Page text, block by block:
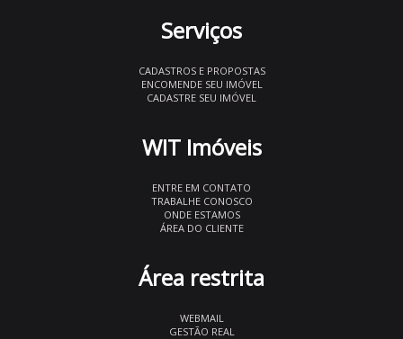
Serviços
CADASTROS E PROPOSTAS
ENCOMENDE SEU IMÓVEL
CADASTRE SEU IMÓVEL
WIT Imóveis
ENTRE EM CONTATO
TRABALHE CONOSCO
ONDE ESTAMOS
ÁREA DO CLIENTE
Área restrita
WEBMAIL
GESTÃO REAL